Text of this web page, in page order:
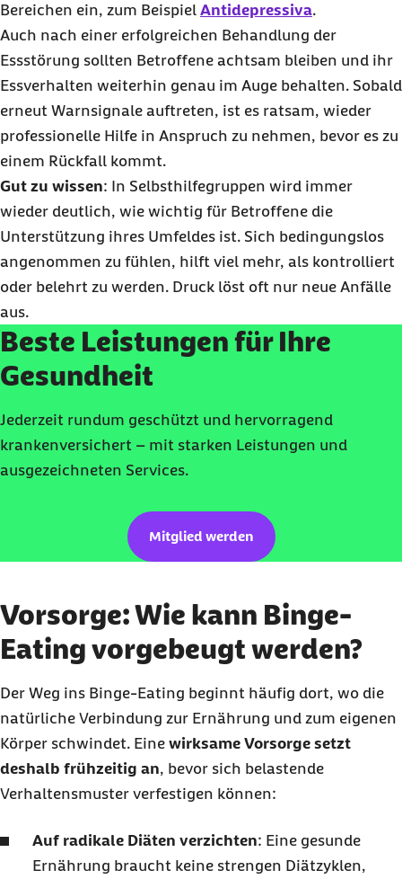
Bereichen ein, zum Beispiel Antidepressiva.
Auch nach einer erfolgreichen Behandlung der
Essstörung sollten Betroffene achtsam bleiben und ihr
Essverhalten weiterhin genau im Auge behalten. Sobald
erneut Warnsignale auftreten, ist es ratsam, wieder
professionelle Hilfe in Anspruch zu nehmen, bevor es zu
einem Rückfall kommt.
Gut zu wissen: In Selbsthilfegruppen wird immer
wieder deutlich, wie wichtig für Betroffene die
Unterstützung ihres Umfeldes ist. Sich bedingungslos
angenommen zu fühlen, hilft viel mehr, als kontrolliert
oder belehrt zu werden. Druck löst oft nur neue Anfälle
aus.
Beste Leistungen für Ihre
Gesundheit
Jederzeit rundum geschützt und hervorragend
krankenversichert – mit starken Leistungen und
ausgezeichneten Services.
Mitglied werden
Vorsorge: Wie kann Binge-
Eating vorgebeugt werden?
Der Weg ins Binge-Eating beginnt häufig dort, wo die
natürliche Verbindung zur Ernährung und zum eigenen
Körper schwindet. Eine wirksame Vorsorge setzt
deshalb frühzeitig an, bevor sich belastende
Verhaltensmuster verfestigen können:
Auf radikale Diäten verzichten: Eine gesunde
Ernährung braucht keine strengen Diätzyklen,